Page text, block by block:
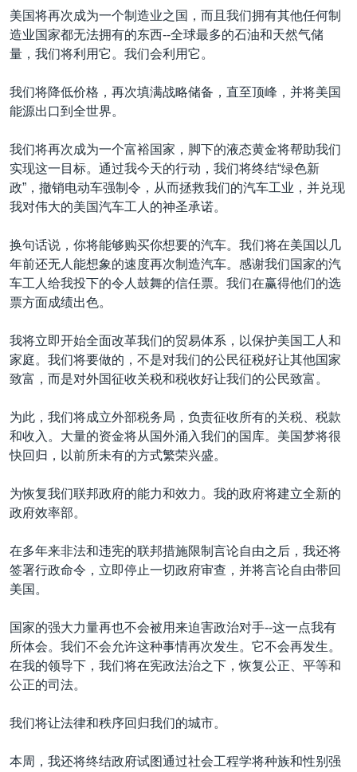
美国将再次成为一个制造业之国，而且我们拥有其他任何制
造业国家都无法拥有的东西--全球最多的石油和天然气储
量，我们将利用它。我们会利用它。
我们将降低价格，再次填满战略储备，直至顶峰，并将美国
能源出口到全世界。
我们将再次成为一个富裕国家，脚下的液态黄金将帮助我们
实现这一目标。通过我今天的行动，我们将终结“绿色新
政”，撤销电动车强制令，从而拯救我们的汽车工业，并兑现
我对伟大的美国汽车工人的神圣承诺。
换句话说，你将能够购买你想要的汽车。我们将在美国以几
年前还无人能想象的速度再次制造汽车。感谢我们国家的汽
车工人给我投下的令人鼓舞的信任票。我们在赢得他们的选
票方面成绩出色。
我将立即开始全面改革我们的贸易体系，以保护美国工人和
家庭。我们将要做的，不是对我们的公民征税好让其他国家
致富，而是对外国征收关税和税收好让我们的公民致富。
为此，我们将成立外部税务局，负责征收所有的关税、税款
和收入。大量的资金将从国外涌入我们的国库。美国梦将很
快回归，以前所未有的方式繁荣兴盛。
为恢复我们联邦政府的能力和效力。我的政府将建立全新的
政府效率部。
在多年来非法和违宪的联邦措施限制言论自由之后，我还将
签署行政命令，立即停止一切政府审查，并将言论自由带回
美国。
国家的强大力量再也不会被用来迫害政治对手--这一点我有
所体会。我们不会允许这种事情再次发生。它不会再发生。
在我的领导下，我们将在宪政法治之下，恢复公正、平等和
公正的司法。
我们将让法律和秩序回归我们的城市。
本周，我还将终结政府试图通过社会工程学将种族和性别强